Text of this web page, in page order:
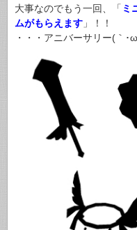
大事なのでもう一回、「 ミ
ムがもらえます 」！！
・・・アニバーサリー(｀･ω